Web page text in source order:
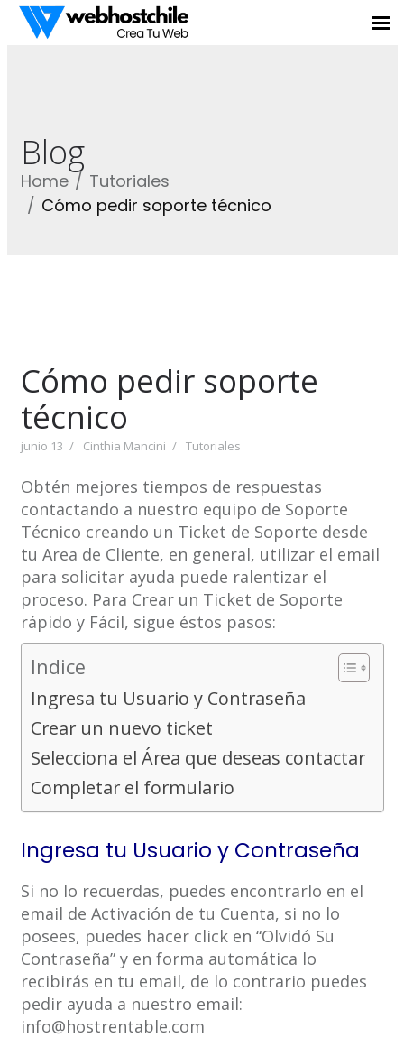
Blog
Home
Tutoriales
Cómo pedir soporte técnico
Cómo pedir soporte
técnico
junio 13 Cinthia Mancini Tutoriales
Obtén mejores tiempos de respuestas
contactando a nuestro equipo de Soporte
Técnico creando un Ticket de Soporte desde
tu Area de Cliente, en general, utilizar el email
para solicitar ayuda puede ralentizar el
proceso. Para Crear un Ticket de Soporte
rápido y Fácil, sigue éstos pasos:
Indice
Ingresa tu Usuario y Contraseña
Crear un nuevo ticket
Selecciona el Área que deseas contactar
Completar el formulario
Ingresa tu Usuario y Contraseña
Si no lo recuerdas, puedes encontrarlo en el
email de Activación de tu Cuenta, si no lo
posees, puedes hacer click en “Olvidó Su
Contraseña” y en forma automática lo
recibirás en tu email, de lo contrario puedes
pedir ayuda a nuestro email:
info@hostrentable.com